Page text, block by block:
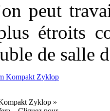
peut
étroits
de salle
Zyklop »